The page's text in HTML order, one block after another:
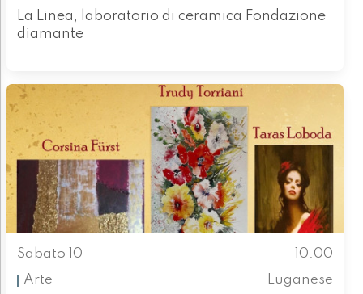
La Linea, laboratorio di ceramica Fondazione
diamante
Sabato 10
10.00
Arte
Luganese